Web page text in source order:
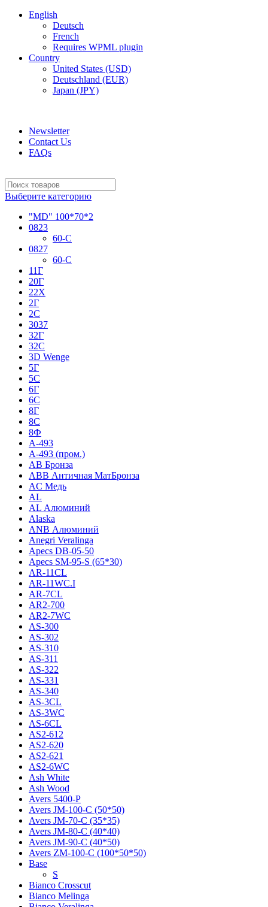
English
Deutsch
French
Requires WPML plugin
Country
United States (USD)
Deutschland (EUR)
Japan (JPY)
Newsletter
Contact Us
FAQs
Выберите категорию
"MD" 100*70*2
0823
60-C
0827
60-C
11Г
20Г
22Х
2Г
2С
3037
32Г
32С
3D Wenge
5Г
5С
6Г
6С
8Г
8С
8Ф
A-493
A-493 (пром.)
AB Бронза
ABB Античная МатБронза
AC Медь
AL
AL Алюминий
Alaska
ANB Алюминий
Anegri Veralinga
Apecs DB-05-50
Apecs SM-95-S (65*30)
AR-11CL
AR-11WC.I
AR-7CL
AR2-700
AR2-7WC
AS-300
AS-302
AS-310
AS-311
AS-322
AS-331
AS-340
AS-3CL
AS-3WC
AS-6CL
AS2-612
AS2-620
AS2-621
AS2-6WC
Ash White
Ash Wood
Avers 5400-P
Avers JМ-100-С (50*50)
Avers JМ-70-С (35*35)
Avers JМ-80-С (40*40)
Avers JМ-90-С (40*50)
Avers ZM-100-С (100*50*50)
Base
S
Bianco Crosscut
Bianco Melinga